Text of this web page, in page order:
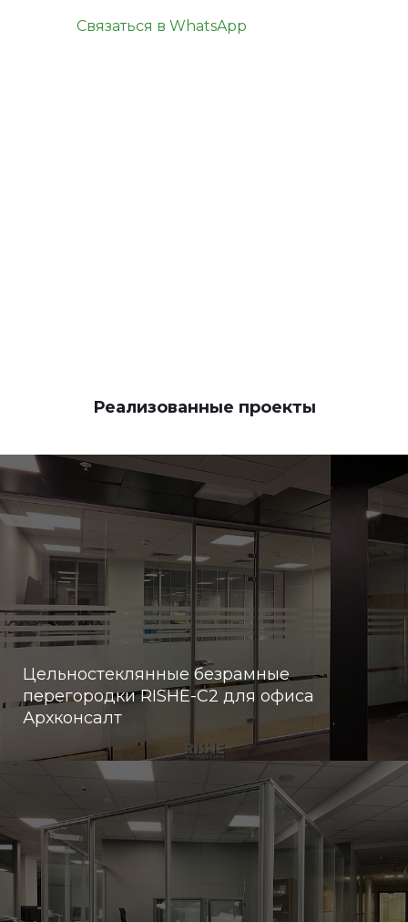
Связаться в WhatsApp
Реализованные проекты
Цельностеклянные безрамные
перегородки RISHE-С2 для офиса
Архконсалт